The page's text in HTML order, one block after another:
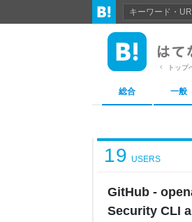
トップ
総合 一般
GitHub -
Security CLI
19 USERS